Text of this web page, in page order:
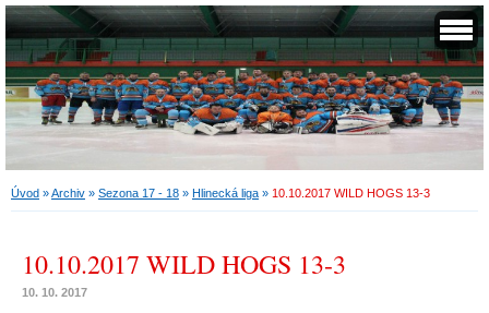
Úvod »Archiv » Sezona 17 - 18 » Hlinecká liga » 10.10.2017 WILD HOGS 13-3
10.10.2017 WILD HOGS 13-3
10. 10. 2017